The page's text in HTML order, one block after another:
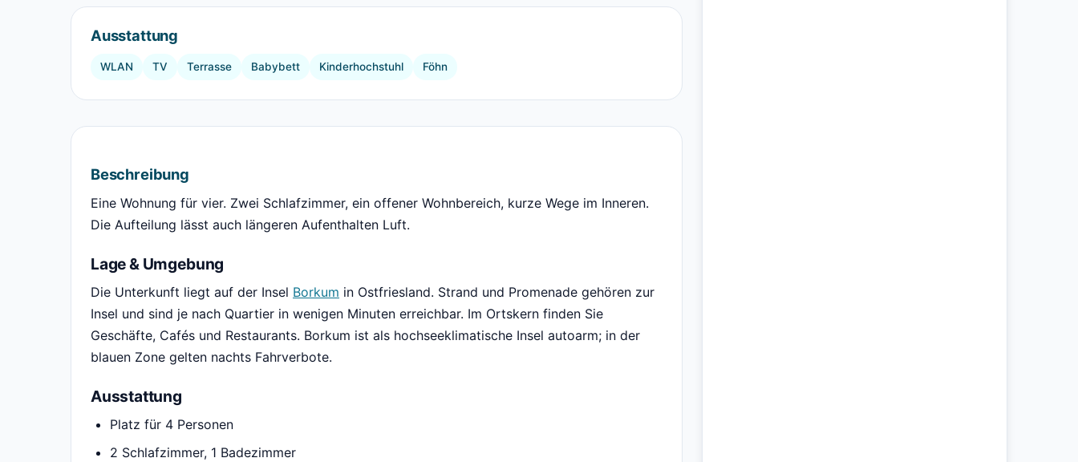
Ausstattung
WLAN TV Terrasse Babybett Kinderhochstuhl Föhn
Beschreibung
Eine Wohnung für vier. Zwei Schlafzimmer, ein offener Wohnbereich, kurze Wege im Inneren.
Die Aufteilung lässt auch längeren Aufenthalten Luft.
Lage & Umgebung
Die Unterkunft liegt auf der Insel Borkum in Ostfriesland. Strand und Promenade gehören zur
Insel und sind je nach Quartier in wenigen Minuten erreichbar. Im Ortskern finden Sie
Geschäfte, Cafés und Restaurants. Borkum ist als hochseeklimatische Insel autoarm; in der
blauen Zone gelten nachts Fahrverbote.
Ausstattung
Platz für 4 Personen
2 Schlafzimmer, 1 Badezimmer